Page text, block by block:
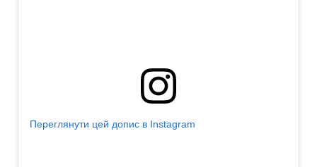
Переглянути цей допис в Instagram